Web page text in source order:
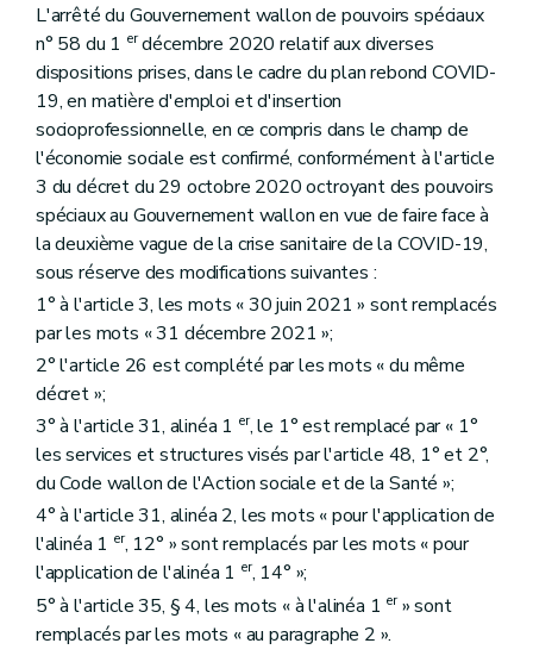
L'arrêté du Gouvernement wallon de pouvoirs spéciaux
n° 58 du 1 erdécembre 2020 relatif aux diverses
dispositions prises, dans le cadre du plan rebond COVID-
19, en matière d'emploi et d'insertion
socioprofessionnelle, en ce compris dans le champ de
l'économie sociale est confirmé, conformément à l'article
3 du décret du 29 octobre 2020 octroyant des pouvoirs
spéciaux au Gouvernement wallon en vue de faire face à
la deuxième vague de la crise sanitaire de la COVID-19,
sous réserve des modifications suivantes :
1° à l'article 3, les mots « 30 juin 2021 » sont remplacés
par les mots « 31 décembre 2021 »;
2° l'article 26 est complété par les mots « du même
décret »;
3° à l'article 31, alinéa 1 er, le 1° est remplacé par « 1°
les services et structures visés par l'article 48, 1° et 2°,
du Code wallon de l'Action sociale et de la Santé »;
4° à l'article 31, alinéa 2, les mots « pour l'application de
l'alinéa 1 er, 12° » sont remplacés par les mots « pour
l'application de l'alinéa 1 er, 14° »;
5° à l'article 35, § 4, les mots « à l'alinéa 1 er» sont
remplacés par les mots « au paragraphe 2 ».